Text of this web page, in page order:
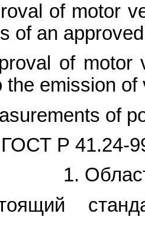
of motor
of an
of motor
the emission
of
ГОСТ Р 41.24-
1.